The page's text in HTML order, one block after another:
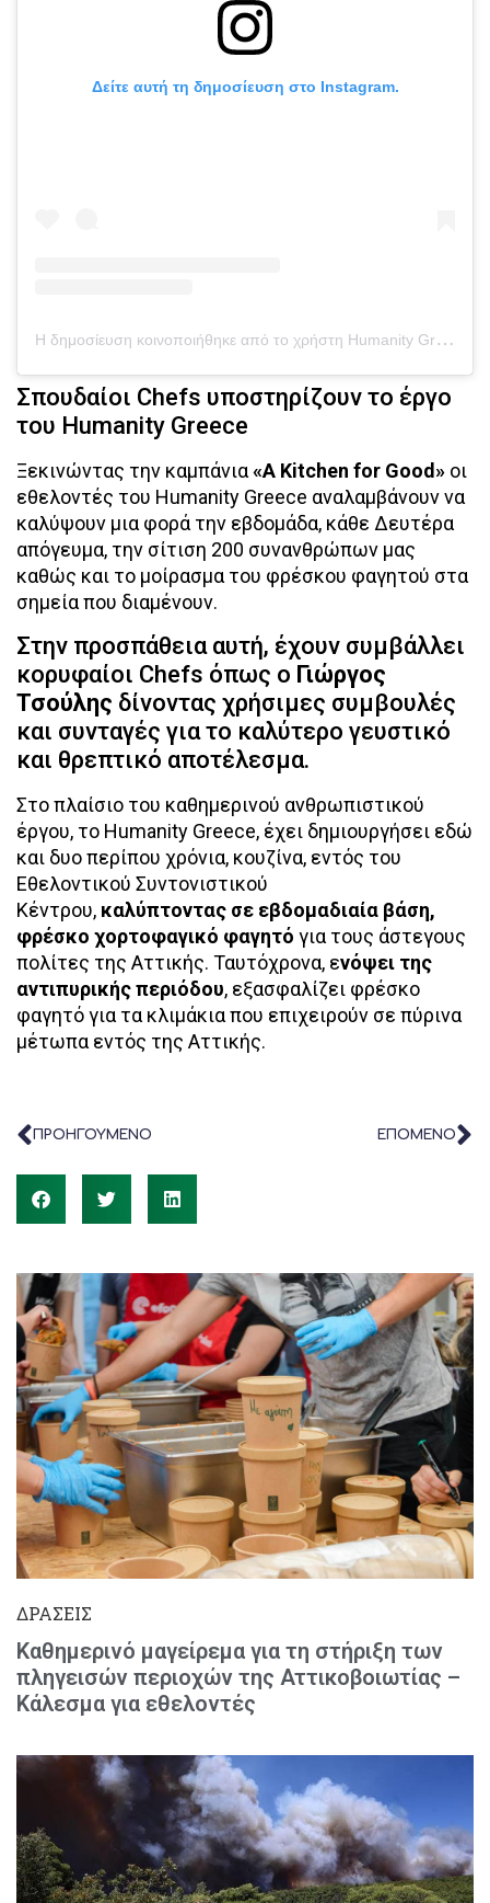
ΔΡΑΣΕΙΣ
Καθημερινό μαγείρεμα για τη στήριξη των
πληγεισών περιοχών της Αττικοβοιωτίας –
Κάλεσμα για εθελοντές
Δείτε αυτή τη δημοσίευση στο Instagram.
Η
δημοσίευση κοινοποιήθηκε από το χρήστη Humanity Greece (@humanitygreece)
Σπουδαίοι Chefs υποστηρίζουν το έργο
του Humanity Greece
Ξεκινώντας την καμπάνια«A Κitchen for Good» οι
εθελοντές του Humanity Greece αναλαμβάνουν να
καλύψουν μια φορά την εβδομάδα, κάθε Δευτέρα
απόγευμα, την σίτιση 200 συνανθρώπων μας
καθώς και το μοίρασμα του φρέσκου φαγητού στα
σημεία που διαμένουν.
Στην προσπάθεια αυτή, έχουν συμβάλλει
κορυφαίοι Chefs όπως ο Γιώργος
Τσούλης δίνοντας χρήσιμες συμβουλές
και συνταγές για το καλύτερο γευστικό
και θρεπτικό αποτέλεσμα.
Στο πλαίσιο του καθημερινού ανθρωπιστικού
έργου, το Humanity Greece, έχει δημιουργήσει εδώ
και δυο περίπου χρόνια, κουζίνα, εντός του
Εθελοντικού Συντονιστικού
Κέντρου, καλύπτοντας σε εβδομαδιαία βάση,
φρέσκο χορτοφαγικό φαγητό για τους άστεγους
πολίτες της Αττικής. Ταυτόχρονα, ενόψει της
αντιπυρικής περιόδου, εξασφαλίζει φρέσκο
φαγητό για τα κλιμάκια που επιχειρούν σε πύρινα
μέτωπα εντός της Αττικής.
ΠΡΟΗΓΟΥΜΕΝΟ ΕΠΟΜΕΝΟ